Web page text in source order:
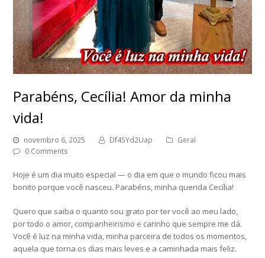
Parabéns, Cecília! Amor da minha
vida!
novembro 6, 2025 Df4SYd2Uap
Geral
0 Comments
Hoje é um dia muito especial — o dia em que o mundo ficou mais
bonito porque você nasceu. Parabéns, minha querida Cecília!
Quero que saiba o quanto sou grato por ter você ao meu lado,
por todo o amor, companheirismo e carinho que sempre me dá.
Você é luz na minha vida, minha parceira de todos os momentos,
aquela que torna os dias mais leves e a caminhada mais feliz.